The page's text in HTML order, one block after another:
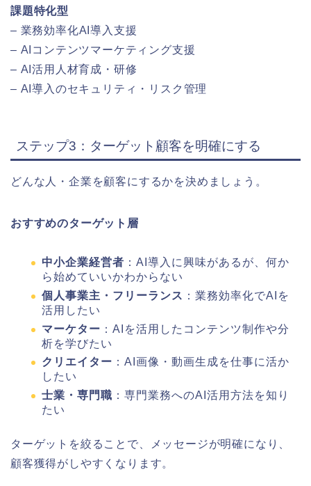
課題特化型
– 業務効率化AI導入支援
– AIコンテンツマーケティング支援
– AI活用人材育成・研修
– AI導入のセキュリティ・リスク管理
ステップ3：ターゲット顧客を明確にする
どんな人・企業を顧客にするかを決めましょう。
おすすめのターゲット層
中小企業経営者 ：AI導入に興味があるが、何か
ら始めていいかわからない
個人事業主・フリーランス ：業務効率化でAIを
活用したい
マーケター ：AIを活用したコンテンツ制作や分
析を学びたい
クリエイター ：AI画像・動画生成を仕事に活か
したい
士業・専門職 ：専門業務へのAI活用方法を知り
たい
ターゲットを絞ることで、メッセージが明確になり、
顧客獲得がしやすくなります。